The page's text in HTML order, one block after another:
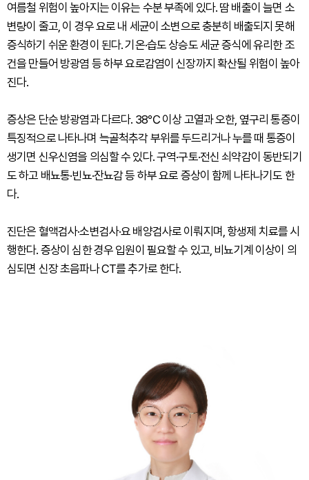
여름철 위험이 높아지는 이유는 수분 부족에 있다. 땀 배출이 늘면 소
변량이 줄고, 이 경우 요로 내 세균이 소변으로 충분히 배출되지 못해
증식하기 쉬운 환경이 된다. 기온·습도 상승도 세균 증식에 유리한 조
건을 만들어 방광염 등 하부 요로감염이 신장까지 확산될 위험이 높아
진다.
증상은 단순 방광염과 다르다. 38℃ 이상 고열과 오한, 옆구리 통증이
특징적으로 나타나며 늑골척추각 부위를 두드리거나 누를 때 통증이
생기면 신우신염을 의심할 수 있다. 구역·구토·전신 쇠약감이 동반되기
도 하고 배뇨통·빈뇨·잔뇨감 등 하부 요로 증상이 함께 나타나기도 한
다.
진단은 혈액검사·소변검사·요 배양검사로 이뤄지며, 항생제 치료를 시
행한다. 증상이 심한 경우 입원이 필요할 수 있고, 비뇨기계 이상이 의
심되면 신장 초음파나 CT를 추가로 한다.